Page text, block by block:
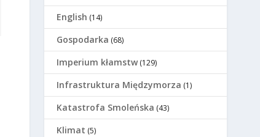
English (14)
Gospodarka (68)
Imperium kłamstw (129)
Infrastruktura Międzymorza (1)
Katastrofa Smoleńska (43)
Klimat (5)